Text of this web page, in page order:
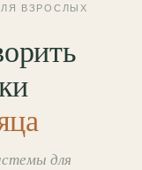
ВЗРОСЛЫХ
для